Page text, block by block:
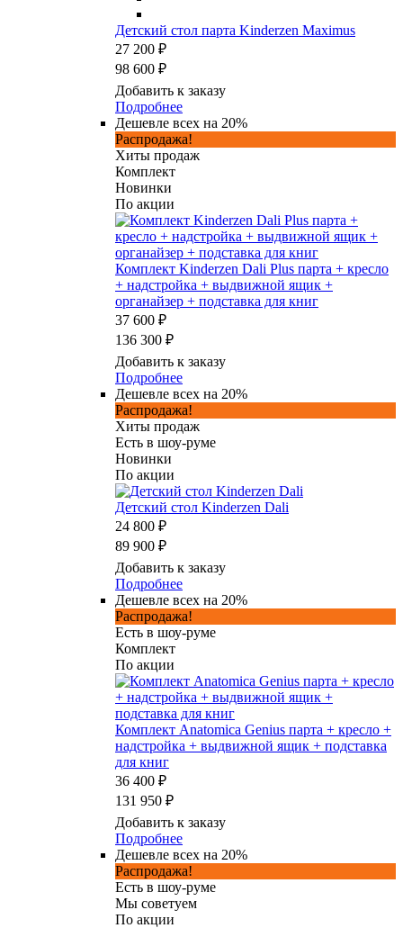
Детский стол парта Kinderzen Maximus
27 200 ₽
98 600 ₽
Добавить к заказу
Подробнее
Дешевле всех на 20%
Распродажа!
Хиты продаж
Комплект
Новинки
По акции
Комплект Kinderzen Dali Plus парта + кресло
+ надстройка + выдвижной ящик +
органайзер + подставка для книг
37 600 ₽
136 300 ₽
Добавить к заказу
Подробнее
Дешевле всех на 20%
Распродажа!
Хиты продаж
Есть в шоу-руме
Новинки
По акции
Детский стол Kinderzen Dali
24 800 ₽
89 900 ₽
Добавить к заказу
Подробнее
Дешевле всех на 20%
Распродажа!
Есть в шоу-руме
Комплект
По акции
Комплект Anatomica Genius парта + кресло +
надстройка + выдвижной ящик + подставка
для книг
36 400 ₽
131 950 ₽
Добавить к заказу
Подробнее
Дешевле всех на 20%
Распродажа!
Есть в шоу-руме
Мы советуем
По акции